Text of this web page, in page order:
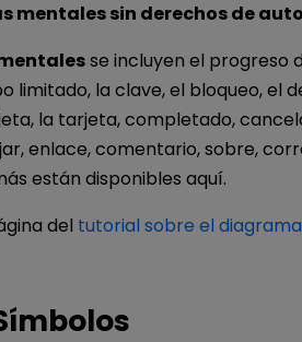
mentales sin derechos de
se incluyen el progreso
limitado, la clave, el bloqueo, el
la tarjeta, completado,
enlace, comentario, sobre,
están disponibles aquí.
del tutorial sobre el